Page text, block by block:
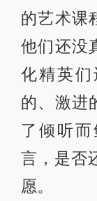
的艺术课
他们还没
化精英
的、激进
了倾听
言，是否
愿。